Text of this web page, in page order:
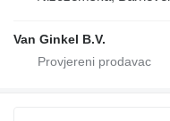
Van Ginkel B.V.